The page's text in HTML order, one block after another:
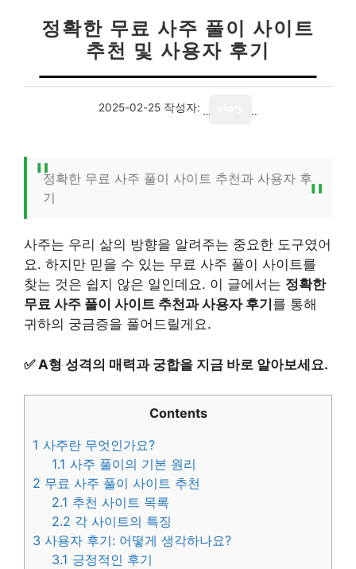
정확한 무료 사주 풀이 사이트
추천 및 사용자 후기
2025-02-25 작성자:
정확한 무료 사주 풀이 사이트 추천과 사용자 후
기
사주는 우리 삶의 방향을 알려주는 중요한 도구였어
요. 하지만 믿을 수 있는 무료 사주 풀이 사이트를
찾는 것은 쉽지 않은 일인데요. 이 글에서는 정확한
무료 사주 풀이 사이트 추천과 사용자 후기 를 통해
귀하의 궁금증을 풀어드릴게요.
✅ A형 성격의 매력과 궁합을 지금 바로 알아보세요.
Contents
1 사주란 무엇인가요?
1.1 사주 풀이의 기본 원리
2 무료 사주 풀이 사이트 추천
2.1 추천 사이트 목록
2.2 각 사이트의 특징
3 사용자 후기: 어떻게 생각하나요?
3.1 긍정적인 후기